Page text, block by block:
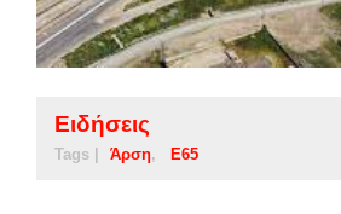
Ειδήσεις
Tags | Άρση Ε65